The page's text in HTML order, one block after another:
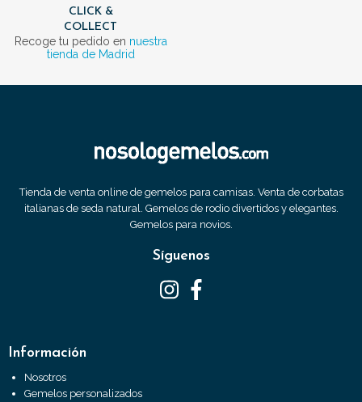
CLICK &
COLLECT
Recoge tu pedido en nuestra
tienda de Madrid
Tienda de venta online de gemelos para camisas. Venta de corbatas
italianas de seda natural. Gemelos de rodio divertidos y elegantes.
Gemelos para novios.
Síguenos
Información
Nosotros
Gemelos personalizados